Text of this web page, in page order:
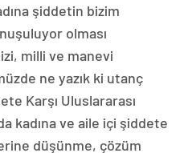
şiddetin bizim
olması
milli ve manevi
ne yazık ki utanç
Karşı Uluslararası
kadına ve aile içi şiddete
düşünme, çözüm